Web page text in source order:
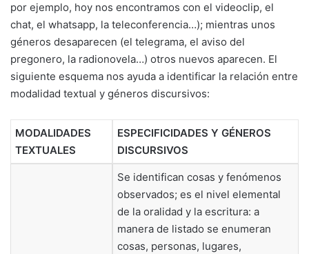
por ejemplo, hoy nos encontramos con el videoclip, el
chat, el whatsapp, la teleconferencia…); mientras unos
géneros desaparecen (el telegrama, el aviso del
pregonero, la radionovela…) otros nuevos aparecen. El
siguiente esquema nos ayuda a identificar la relación entre
modalidad textual y géneros discursivos:
MODALIDADES
TEXTUALES
ESPECIFICIDADES Y GÉNEROS
DISCURSIVOS
Se identifican cosas y fenómenos
observados; es el nivel elemental
de la oralidad y la escritura: a
manera de listado se enumeran
cosas, personas, lugares,